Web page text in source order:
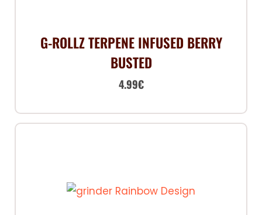
G-ROLLZ TERPENE INFUSED BERRY
BUSTED
4.99€